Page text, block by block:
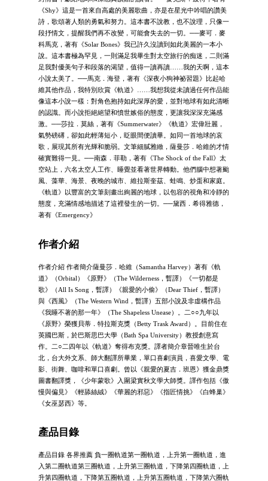
《Shy》這是一首來自高處的美麗歌曲，亦是在星光中吟唱的讚美
詩，歌頌著人類的勇氣和努力。這本書不說教，也不說理，只像一
段抒情文，提醒我們再不改變，可能會失去的一切。──麥可．麥
科馬克，著有《Solar Bones》我已許久沒讀到如此美麗的一本小
說。這本書極為罕見，一則滿足我畢生對太空旅行的痴迷，二則滿
足我對優美句子和段落的渴望，值得一讀再讀……我的天啊，這本
小說太美了。──馬克．海登，著有《深夜小狗神祕習題》比起哈
維其他作品，我特別欣賞《軌道》……我想我從未讀過任何作品能
像這本小說一樣：對角色抱持如此深厚的愛，並對地球有如此清晰
的認識。而小說拒絕絕望和憤世嫉俗的態度，更讓我深深充滿感
激。──莎拉．莫絲，著有《Summerwater》《軌道》宏偉壯麗，
氣勢磅礡，卻如此輕薄短小，眨眼間便讀畢。如同一首地球的哀
歌，展現其所有光輝和脆弱。文筆細膩雅緻，薩曼莎．哈維的才情
確實難得一見。──南森．菲勒，著有《The Shock of the Fall》太
空站上，六名太空人工作、睡覺並看著世界轉動。他們腦中想著颱
風、藻華、海景、夜晚的城市、維拉斯奎茲、蛙鳴、炒蛋和家庭。
《軌道》以豐富的文筆刻畫出絢麗的地球，以包容的視角和冷靜的
態度，充滿情感地描述了這裡發生的一切。──黛西．希得雅德，
著有《Emergency》
作者介紹
作者介紹 作者簡介薩曼莎．哈維（Samantha Harvey）著有《軌
道》（Orbital）《原野》（The Wilderness，暫譯）《一切都是
歌》（All Is Song，暫譯）《親愛的小偷》（Dear Thief，暫譯）
與《西風》（The Western Wind，暫譯）五部小說及非虛構作品
《我睡不著的那一年》（The Shapeless Unease）。二○○九年以
《原野》榮獲貝蒂．特拉斯克獎（Betty Trask Award）。目前住在
英國巴斯，於巴斯思巴大學（Bath Spa University）教授創意寫
作。二○二四年以《軌道》奪得布克獎。譯者簡介章晉唯生於台
北，台大外文系、師大翻譯所畢業，單口喜劇演員，喜愛文學、電
影、街舞、咖啡和單口喜劇。曾以《親愛的夏吉．班恩》獲金鼎獎
圖書翻譯獎，《少年蒙歌》入圍梁實秋文學大師獎。譯作包括《傲
慢與偏見》《輕舔絲絨》《華麗的邪惡》《指匠情挑》《白蜂巢》
《女巫瑟西》等。
產品目錄
產品目錄 各界推薦 負一圈軌道第一圈軌道，上升第一圈軌道，進
入第二圈軌道第三圈軌道，上升第三圈軌道，下降第四圈軌道，上
升第四圈軌道，下降第五圈軌道，上升第五圈軌道，下降第六圈軌